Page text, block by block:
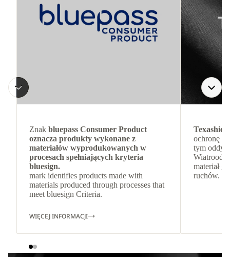
Znak bluepass Consumer Product
oznacza produkty wykonane z
materiałów wyprodukowanych w
procesach spełniających kryteria
bluesign.
mark identifies products made with
materials produced through processes that
meet bluesign Criteria.
WIĘCEJ INFORMACJI
ochronę
tym
materiał
ruchów.